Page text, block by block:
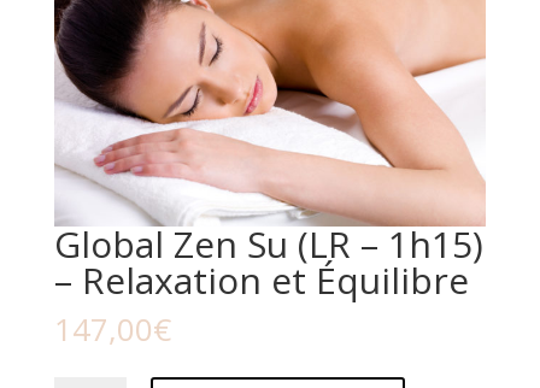
Global Zen Su (LR – 1h15)
– Relaxation et Équilibre
147,00€